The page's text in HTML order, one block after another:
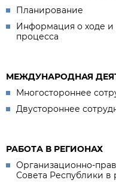
Планирование
Информация о ходе и
процесса
МЕЖДУНАРОДНАЯ
Многостороннее
Двустороннее
РАБОТА В РЕГИОНАХ
Организационно-
Совета Республики в